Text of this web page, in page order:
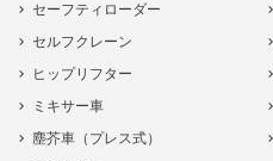
セーフティローダー
セルフクレーン
ヒップリフター
ミキサー車
塵芥車（プレス式）